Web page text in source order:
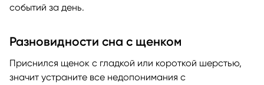
событий за день.
Разновидности сна с щенком
Приснился щенок с гладкой или короткой шерстью,
значит устраните все недопонимания с